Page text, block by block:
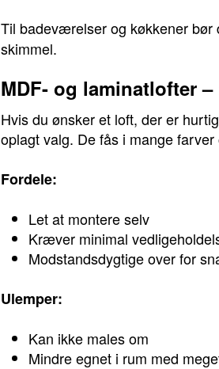
Til badeværelser og køkkener
skimmel.
MDF- og laminatlofter
Hvis du ønsker et loft, der er
oplagt valg. De fås i mange
Fordele:
Let at montere selv
Kræver minimal
Modstandsdygtige over for
Ulemper:
Kan ikke males om
Mindre egnet i rum med